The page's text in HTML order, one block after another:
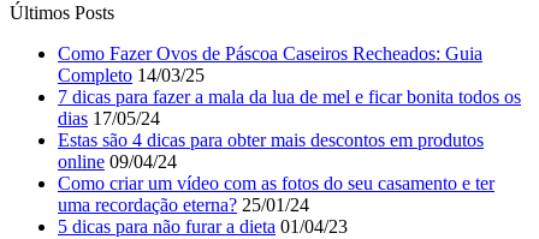
Últimos Posts
Como Fazer Ovos de Páscoa Caseiros Recheados: Guia
Completo 14/03/25
7 dicas para fazer a mala da lua de mel e ficar bonita todos os
dias 17/05/24
Estas são 4 dicas para obter mais descontos em produtos
online 09/04/24
Como criar um vídeo com as fotos do seu casamento e ter
uma recordação eterna? 25/01/24
5 dicas para não furar a dieta 01/04/23